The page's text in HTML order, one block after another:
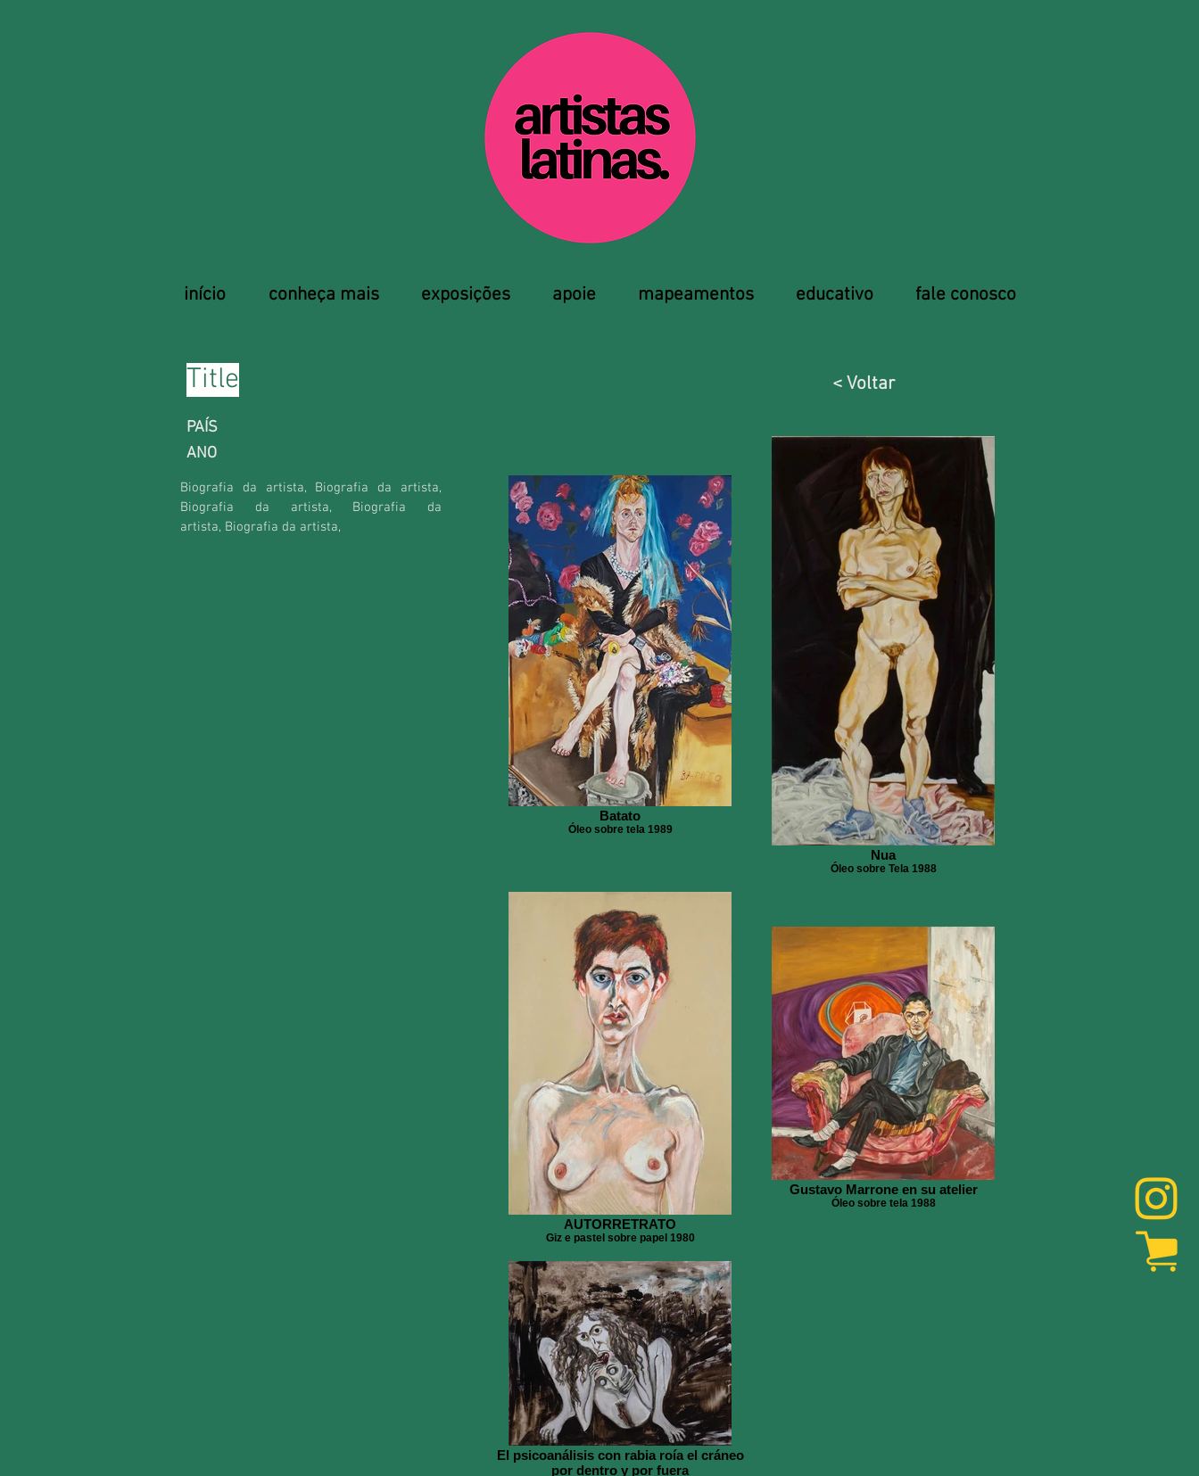
início conheça mais exposições apoie mapeamentos educativo fale conosco
Title < Voltar
PAÍS
ANO
Biografia da artista, Biografia da artista,
Biografia da artista, Biografia da
artista, Biografia da artista,
Batato
Óleo sobre tela 1989
Nua
Óleo sobre Tela 1988
AUTORRETRATO
Giz e pastel sobre papel 1980
Gustavo Marrone en su atelier
Óleo sobre tela 1988
El psicoanálisis con rabia roía el cráneo
por dentro y por fuera